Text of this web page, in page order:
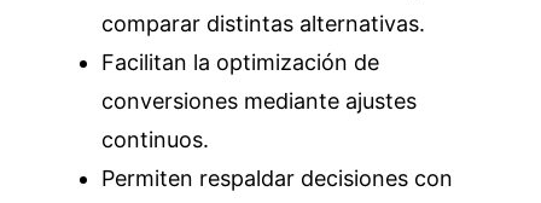
comparar distintas alternativas.
Facilitan la optimización de
conversiones mediante ajustes
continuos.
Permiten respaldar decisiones con